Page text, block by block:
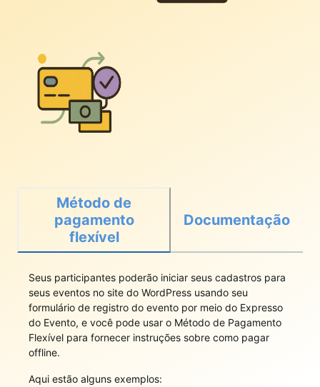
Método de
pagamento
flexível
Documentação
Seus participantes poderão iniciar seus cadastros para
seus eventos no site do WordPress usando seu
formulário de registro do evento por meio do Expresso
do Evento, e você pode usar o Método de Pagamento
Flexível para fornecer instruções sobre como pagar
offline.
Aqui estão alguns exemplos: